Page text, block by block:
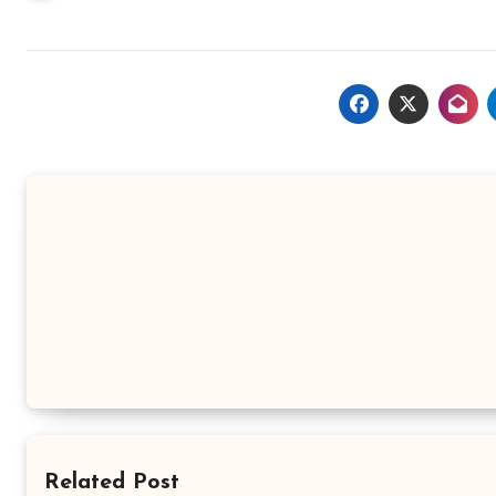
Related Post